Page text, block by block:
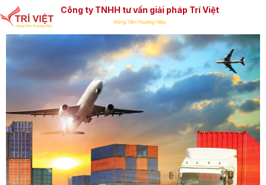
Công ty TNHH tư vấn giải pháp Trí Việt